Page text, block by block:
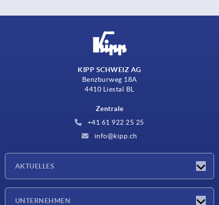
KIPP SCHWEIZ AG
Benzburweg 18A
4410 Liestal BL
Zentrale
+41 61 922 25 25
info@kipp.ch
AKTUELLES
UNTERNEHMEN